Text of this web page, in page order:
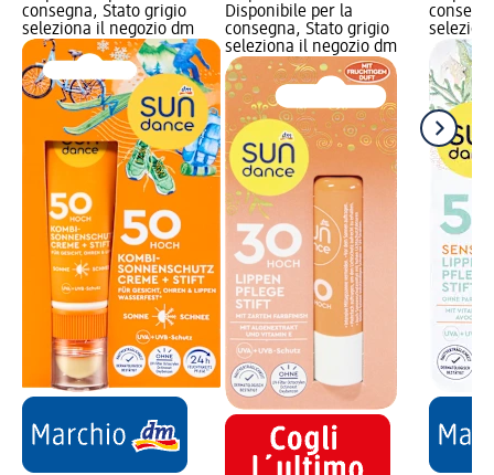
consegna, Stato grigio
seleziona il negozio dm
Disponibile per la
consegna, Stato grigio
seleziona il negozio dm